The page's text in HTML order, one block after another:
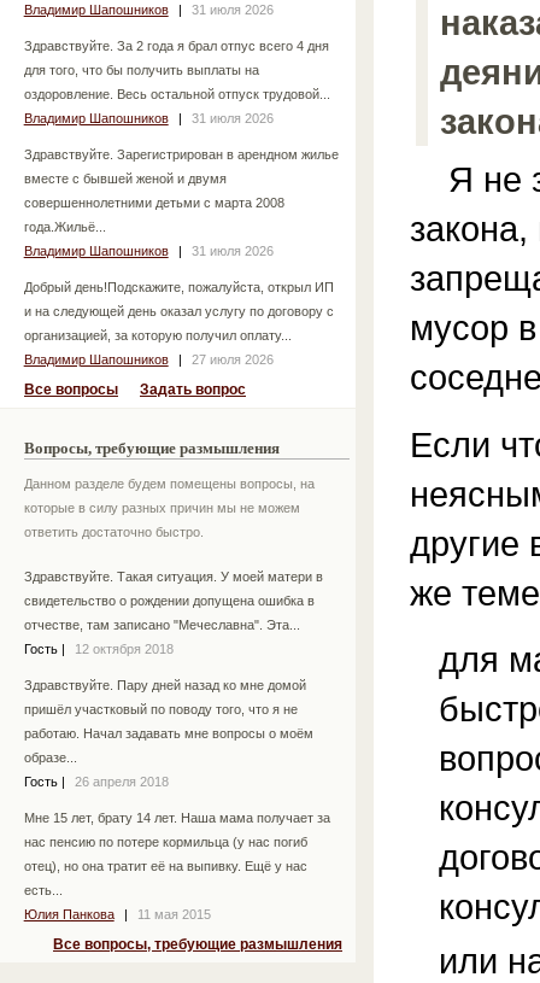
Владимир Шапошников
| 31 июля 2026
Здравствуйте. За 2 года я брал отпус всего 4 дня
для того, что бы получить выплаты на
оздоровление. Весь остальной отпуск трудовой...
Владимир Шапошников
| 31 июля 2026
Здравствуйте. Зарегистрирован в арендном жилье
вместе с бывшей женой и двумя
совершеннолетними детьми с марта 2008
года.Жильё...
Владимир Шапошников
| 31 июля 2026
Добрый день!Подскажите, пожалуйста, открыл ИП
и на следующей день оказал услугу по договору с
организацией, за которую получил оплату...
Владимир Шапошников
| 27 июля 2026
Все вопросы Задать вопрос
Вопросы, требующие размышления
Данном разделе будем помещены вопросы, на
которые в силу разных причин мы не можем
ответить достаточно быстро.
Здравствуйте. Такая ситуация. У моей матери в
свидетельство о рождении допущена ошибка в
отчестве, там записано "Мечеславна". Эта...
Гость
12 октября 2018
Здравствуйте. Пару дней назад ко мне домой
пришёл участковый по поводу того, что я не
работаю. Начал задавать мне вопросы о моём
образе...
Гость
26 апреля 2018
Мне 15 лет, брату 14 лет. Наша мама получает за
нас пенсию по потере кормильца (у нас погиб
отец), но она тратит её на выпивку. Ещё у нас
есть...
Юлия Панкова
11 мая 2015
Все вопросы, требующие размышления
Я не
мусор
Если
другие
же
для
или